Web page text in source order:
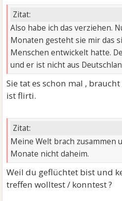
Zitat:
Also habe ich das verziehen.
Monaten gesteht sie mir das
Menschen entwickelt hatte.
und er ist nicht aus
Sie tat es schon mal ,
ist flirti.
Zitat:
Meine Welt brach zusammen
Monate nicht daheim.
Weil du geflüchtet bist und
treffen wolltest / konntest ?